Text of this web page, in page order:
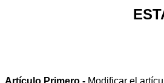
Artículo Primero.- Modificar el